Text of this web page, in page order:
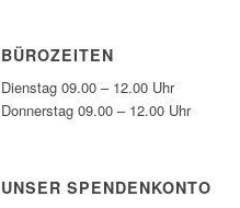
BÜROZEITEN
Dienstag 09.00 – 12.00 Uhr
Donnerstag 09.00 – 12.00 Uhr
UNSER SPENDENKONTO